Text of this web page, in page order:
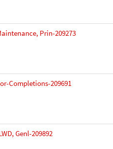
Prin-209273
Completions-209691
Genl-209892